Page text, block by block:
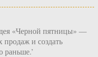
«Черной пятницы» —
продаж и создать
раньше.’